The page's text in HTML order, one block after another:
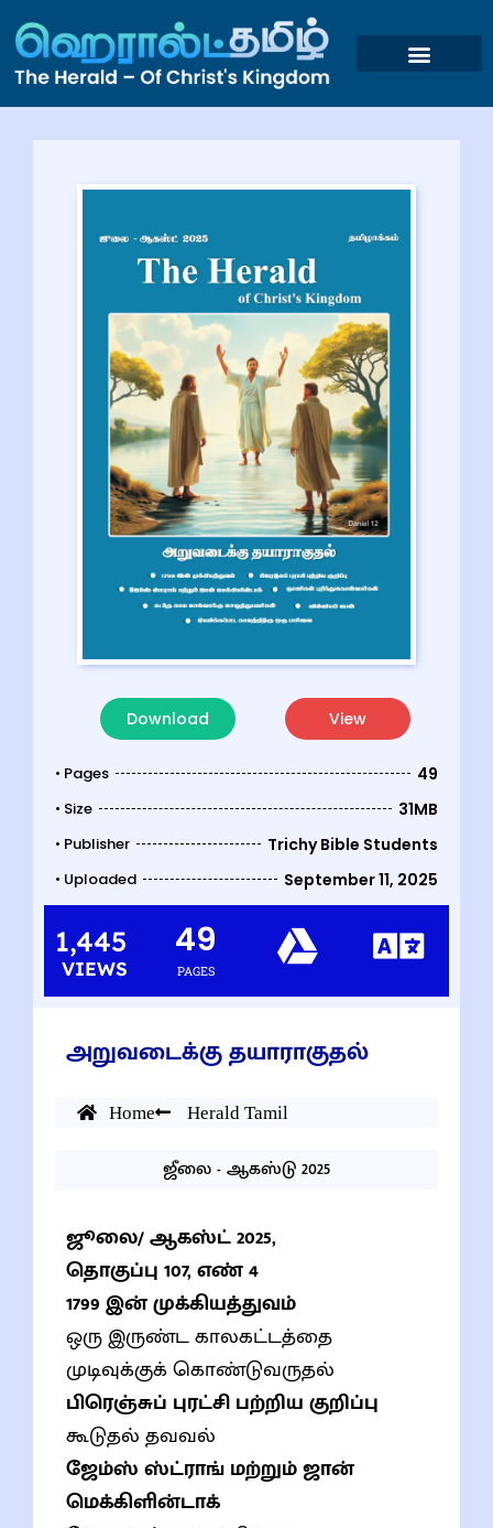
Download View
• Pages 49
• Size 31MB
• Publisher Trichy Bible Students
• Uploaded September 11, 2025
1,445
VIEWS PAGES
49
அறுவடைக்கு தயாராகுதல்
Home Herald Tamil
ஜீலை - ஆகஸ்டு 2025
ஜூலை/ ஆகஸ்ட் 2025,
தொகுப்பு 107, எண் 4
1799 இன் முக்கியத்துவம்
ஒரு இருண்ட காலகட்டத்தை
முடிவுக்குக் கொண்டுவருதல்
பிரெஞ்சுப் புரட்சி பற்றிய குறிப்பு
கூடுதல் தவவல்
ஜேம்ஸ் ஸ்ட்ராங் மற்றும் ஜான்
மெக்கிளின்டாக்